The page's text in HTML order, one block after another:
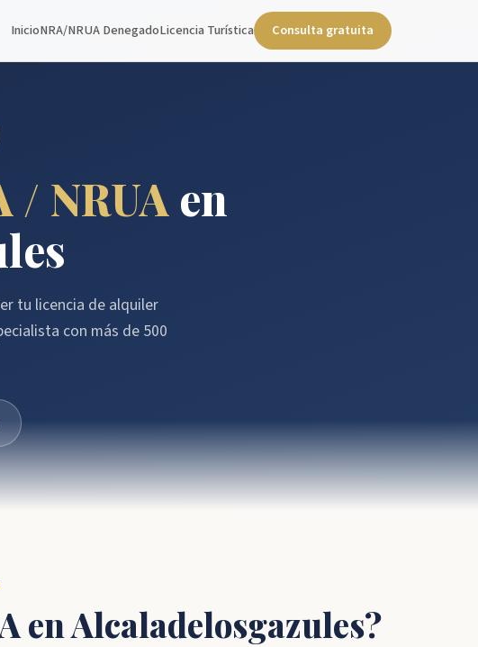
InicioNRA/NRUA DenegadoLicencia Turística Consulta gratuita
/ NRUA en
tu licencia de alquiler
con más de 500
en Alcaladelosgazules?